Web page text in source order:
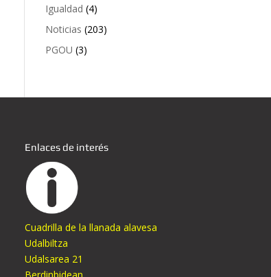
Igualdad (4)
Noticias (203)
PGOU (3)
Enlaces de interés
Cuadrilla de la llanada alavesa
Udalbiltza
Udalsarea 21
Berdinbidean